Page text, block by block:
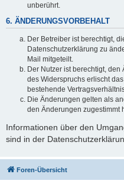
unberührt.
6. ÄNDERUNGSVORBEHALT
Der Betreiber ist berechtigt,
Datenschutzerklärung zu
Mail mitgeteilt.
Der Nutzer ist berechtigt,
des Widerspruchs erlischt
bestehende
Die Änderungen gelten als
den Änderungen zugestimmt
Informationen über den
sind in der
Foren-Übersicht